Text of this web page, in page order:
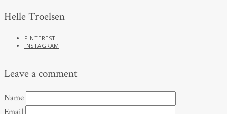
Helle Troelsen
PINTEREST
INSTAGRAM
Leave a comment
Name